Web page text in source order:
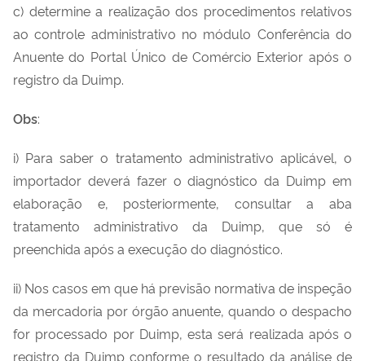
c) determine a realização dos procedimentos relativos
ao controle administrativo no módulo Conferência do
Anuente do Portal Único de Comércio Exterior após o
registro da Duimp.
Obs:
i) Para saber o tratamento administrativo aplicável, o
importador deverá fazer o diagnóstico da Duimp em
elaboração e, posteriormente, consultar a aba
tratamento administrativo da Duimp, que só é
preenchida após a execução do diagnóstico.
ii) Nos casos em que há previsão normativa de inspeção
da mercadoria por órgão anuente, quando o despacho
for processado por Duimp, esta será realizada após o
registro da Duimp conforme o resultado da análise de